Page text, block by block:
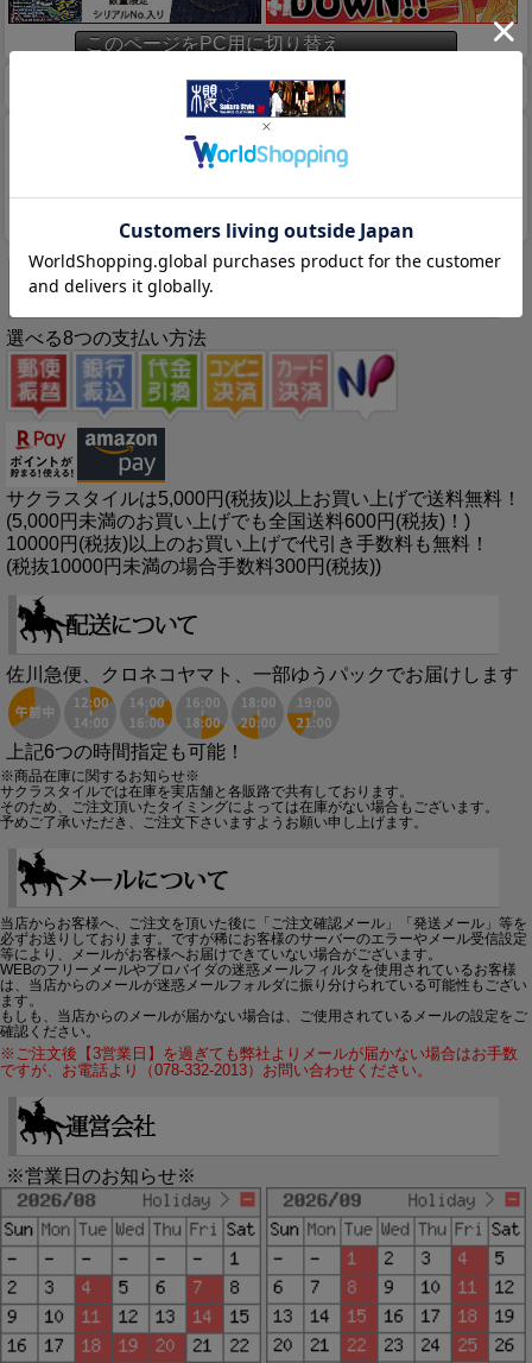
このページをPC用に切り替え
マイページ
特定商取引法に基づく表示
選べる8つの支払い方法
サクラスタイルは5,000円(税抜)以上お買い上げで送料無料！
(5,000円未満のお買い上げでも全国送料600円(税抜)！)
10000円(税抜)以上のお買い上げで代引き手数料も無料！
(税抜10000円未満の場合手数料300円(税抜))
佐川急便、クロネコヤマト、一部ゆうパックでお届けします
上記6つの時間指定も可能！
※商品在庫に関するお知らせ※
サクラスタイルでは在庫を実店舗と各販路で共有しております。
そのため、ご注文頂いたタイミングによっては在庫がない場合もございます。
予めご了承いただき、ご注文下さいますようお願い申し上げます。
当店からお客様へ、ご注文を頂いた後に「ご注文確認メール」「発送メール」等を
必ずお送りしております。ですが稀にお客様のサーバーのエラーやメール受信設定
等により、メールがお客様へお届けできていない場合がございます。
WEBのフリーメールやプロバイダの迷惑メールフィルタを使用されているお客様
は、当店からのメールが迷惑メールフォルダに振り分けられている可能性もござい
ます。
もしも、当店からのメールが届かない場合は、ご使用されているメールの設定をご
確認ください。
※ご注文後【3営業日】を過ぎても弊社よりメールが届かない場合はお手数
ですが、お電話より（078-332-2013）お問い合わせください。
※営業日のお知らせ※